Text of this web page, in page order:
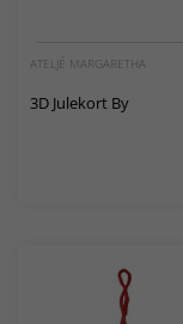
ATELJÉ MARGARETHA
3D Julekort By